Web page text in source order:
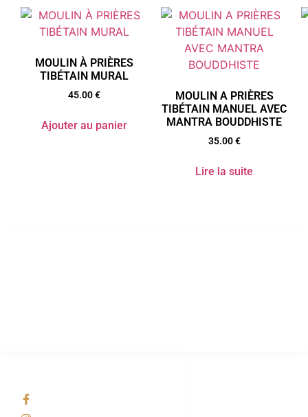
MOULIN À PRIÈRES
TIBÉTAIN MURAL
45.00€
Ajouter au panier
MOULIN A PRIÈRES
TIBÉTAIN MANUEL AVEC
MANTRA BOUDDHISTE
35.00€
Lire la suite